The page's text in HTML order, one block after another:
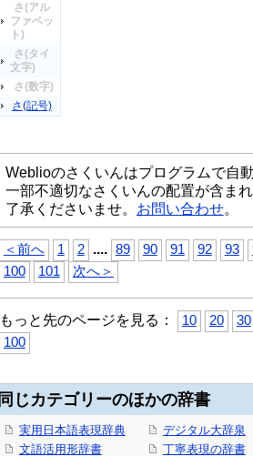
さ(アル
ファベッ
ト)
さ(タイ
文字)
さ(数字)
さ(記号)
Weblioのさくいんはプログラムで自
一部不適切なさくいんの配置が含ま
了承くださいませ。 お問い合わせ。
＜前へ 1 2 .... 89 90 91 92 93
100
101 次へ＞
もっと先のページを見る： 10 20
30
100
同じカテゴリーのほかの辞書
実用日本語表現辞典
文語活用形辞書
デジタル大辞泉
丁寧表現の辞書